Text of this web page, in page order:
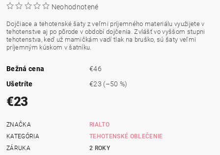
Neohodnotené
Dojčiace a tehotenské šaty z veľmi príjemného materiálu využijete v
tehotenstve aj po pôrode v období dojčenia. Zvlášť vo vyššom stupni
tehotenstva, keď už mamičkám vadí tlak na bruško, sú šaty veľmi
príjemným kúskom v šatníku.
Bežná cena
€46
Ušetríte
€23 (–50 %)
€23
ZNAČKA
RIALTO
KATEGÓRIA
TEHOTENSKÉ OBLEČENIE
ZÁRUKA
2 ROKY